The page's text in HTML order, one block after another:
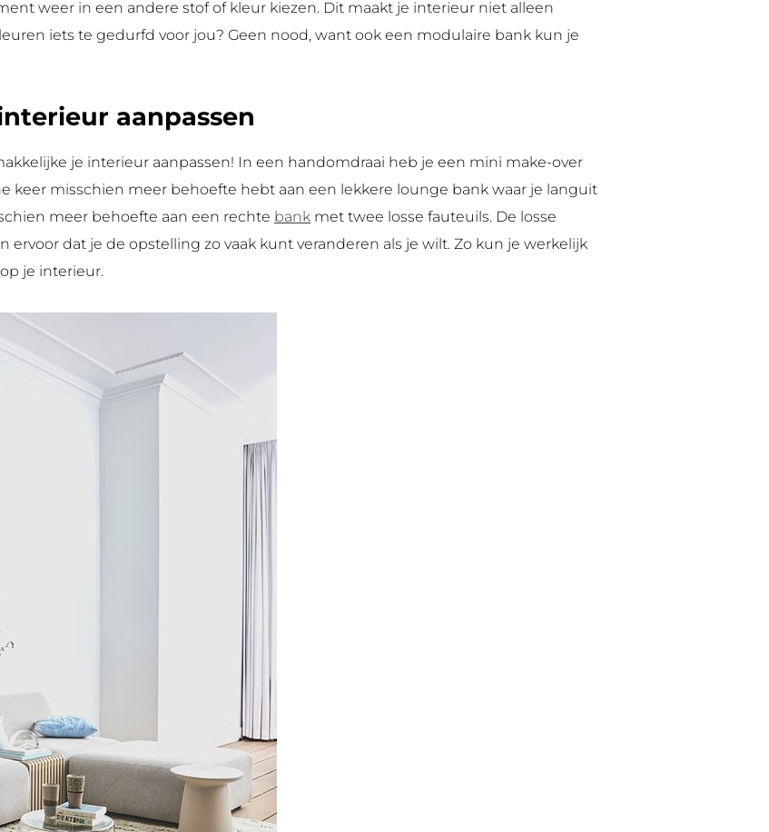
weer in een andere stof of kleur kiezen. Dit maakt je interieur niet alleen
iets te gedurfd voor jou? Geen nood, want ook een modulaire bank kun je
aanpassen
je interieur aanpassen! In een handomdraai heb je een mini make-over
keer misschien meer behoefte hebt aan een lekkere lounge bank waar je languit
meer behoefte aan een rechte bank met twee losse fauteuils. De losse
dat je de opstelling zo vaak kunt veranderen als je wilt. Zo kun je werkelijk
je interieur.